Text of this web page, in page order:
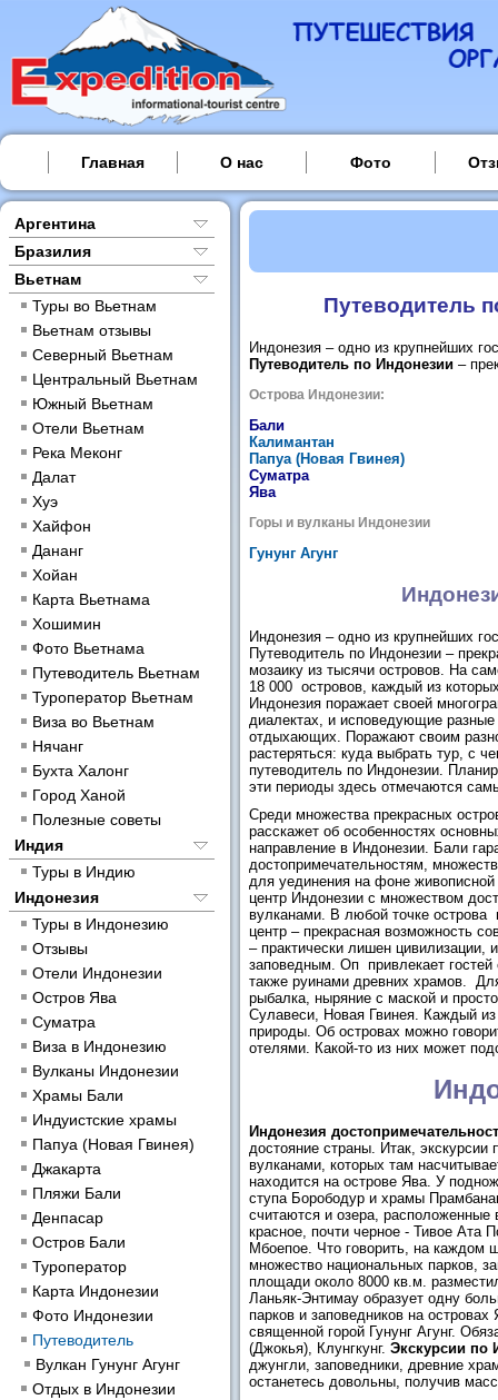
Главная О нас Фото
Аргентина
Бразилия
Вьетнам
Туры во Вьетнам
Вьетнам отзывы
Северный Вьетнам
Центральный Вьетнам
Южный Вьетнам
Отели Вьетнам
Река Меконг
Далат
Хуэ
Хайфон
Дананг
Хойан
Карта Вьетнама
Хошимин
Фото Вьетнама
Путеводитель Вьетнам
Туроператор Вьетнам
Виза во Вьетнам
Нячанг
Бухта Халонг
Город Ханой
Полезные советы
Индия
Туры в Индию
Индонезия
Туры в Индонезию
Отзывы
Отели Индонезии
Остров Ява
Суматра
Виза в Индонезию
Вулканы Индонезии
Храмы Бали
Индуистские храмы
Папуа (Новая Гвинея)
Джакарта
Пляжи Бали
Денпасар
Остров Бали
Туроператор
Карта Индонезии
Фото Индонезии
Путеводитель
Вулкан Гунунг Агунг
Отдых в Индонезии
Путеводитель
Индонезия – одно из крупнейших
Путеводитель по Индонезии –
Острова Индонезии:
Бали
Калимантан
Папуа (Новая Гвинея)
Суматра
Ява
Горы и вулканы Индонезии
Гунунг Агунг
Индонезия – одно из крупнейших
Путеводитель по Индонезии –
мозаику из тысячи островов. На
18 000 островов, каждый из
Индонезия поражает своей
диалектах, и исповедующие
отдыхающих. Поражают своим
растеряться: куда выбрать тур, с
путеводитель по Индонезии.
эти периоды здесь отмечаются
Среди множества прекрасных
расскажет об особенностях
направление в Индонезии. Бали
достопримечательностям,
для уединения на фоне
центр Индонезии с множеством
вулканами. В любой точке острова
центр – прекрасная возможность
– практически лишен цивилизации,
заповедным. Оп привлекает
также руинами древних храмов.
рыбалка, ныряние с маской и
Сулавеси, Новая Гвинея. Каждый из
природы. Об островах можно
отелями. Какой-то из них может
Индонезия
достояние страны. Итак, экскурсии
вулканами, которых там
находится на острове Ява. У
ступа Борободур и храмы
считаются и озера, расположенные
красное, почти черное - Тивое Ата
Мбоепое. Что говорить, на каждом
множество национальных парков,
площади около 8000 кв.м.
Ланьяк-Энтимау образует одну
парков и заповедников на
священной горой Гунунг Агунг.
(Джокья), Клунгкунг. Экскурсии по
джунгли, заповедники, древние
останетесь довольны, получив